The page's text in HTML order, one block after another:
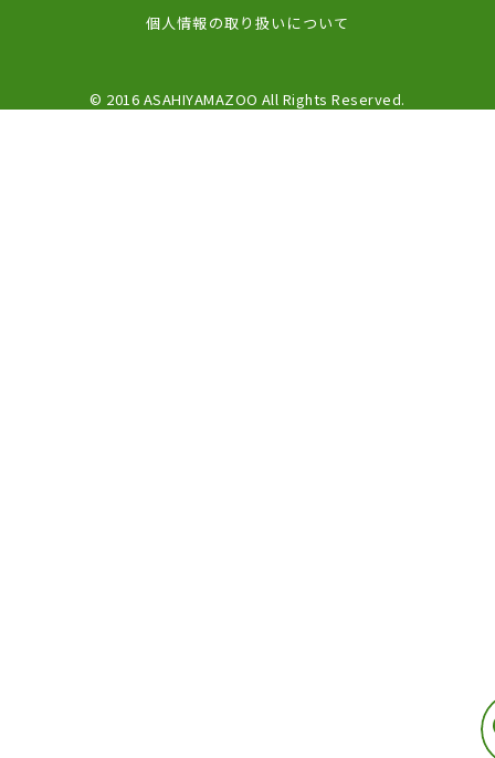
個人情報の取り扱いについて
© 2016 ASAHIYAMAZOO All Rights Reserved.